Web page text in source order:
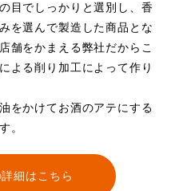
目でしっかりと選別し、香
を選んで製造した商品とな
舗をかまえる弊社だからこ
よる削り加工によって作り
をかけてお酒のアテにする
。
詳細はこちら